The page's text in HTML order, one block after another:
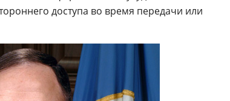
доступа во время передачи или